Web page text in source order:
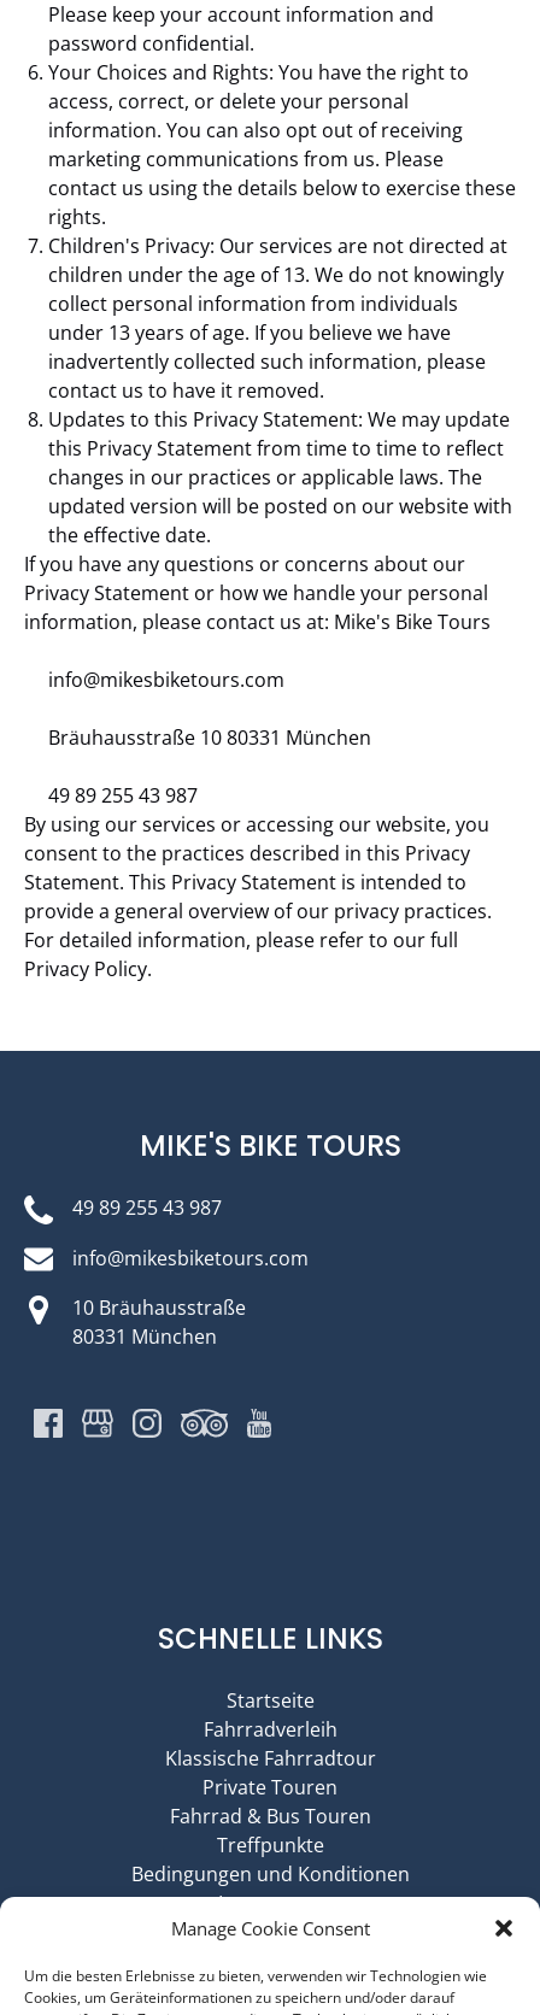
Manage Cookie Consent
Um die besten Erlebnisse zu bieten, verwenden wir Technologien wie
Cookies, um Geräteinformationen zu speichern und/oder darauf
Please keep your account information and
password confidential.
Your Choices and Rights: You have the right to
access, correct, or delete your personal
information. You can also opt out of receiving
marketing communications from us. Please
contact us using the details below to exercise these
rights.
Children's Privacy: Our services are not directed at
children under the age of 13. We do not knowingly
collect personal information from individuals
under 13 years of age. If you believe we have
inadvertently collected such information, please
contact us to have it removed.
Updates to this Privacy Statement: We may update
this Privacy Statement from time to time to reflect
changes in our practices or applicable laws. The
updated version will be posted on our website with
the effective date.
If you have any questions or concerns about our
Privacy Statement or how we handle your personal
information, please contact us at: Mike's Bike Tours
info@mikesbiketours.com
Bräuhausstraße 10 80331 München
49 89 255 43 987
By using our services or accessing our website, you
consent to the practices described in this Privacy
Statement. This Privacy Statement is intended to
provide a general overview of our privacy practices.
For detailed information, please refer to our full
Privacy Policy.
MIKE'S BIKE TOURS
49 89 255 43 987
info@mikesbiketours.com
10 Bräuhausstraße
80331 München
SCHNELLE LINKS
Startseite
Fahrradverleih
Klassische Fahrradtour
Private Touren
Fahrrad & Bus Touren
Treffpunkte
Bedingungen und Konditionen
Impressum
Haftungsausschluss
Datenschutz